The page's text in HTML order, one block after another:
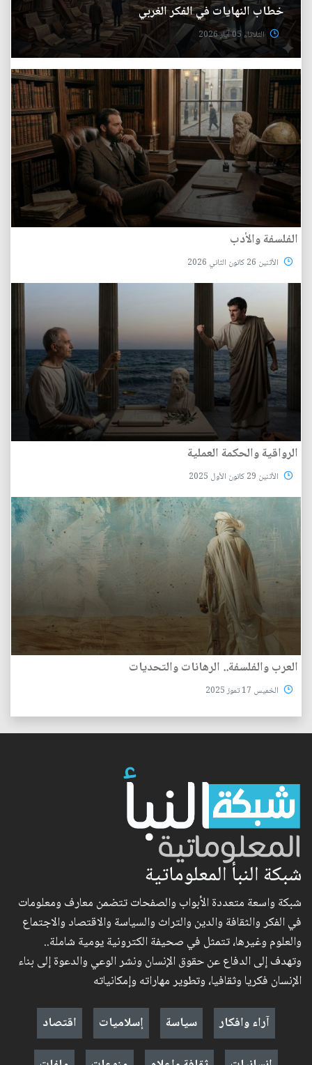
خطاب النهايات في الفكر الغربي
الثلاثاء 05 آيار 2026
الفلسفة والأدب
الأثنين 26 كانون الثاني 2026
الرواقية والحكمة العملية
الأثنين 29 كانون الأول 2025
العرب والفلسفة.. الرهانات والتحديات
الخميس 17 تموز 2025
شبكة النبأ المعلوماتية
شبكة واسعة متعددة الأبواب والصفحات تتضمن معارف ومعلومات
في الفكر والثقافة والدين والتراث والسياسة والاقتصاد والاجتماع
والعلوم وغيرها، تتمثل في صحيفة الكترونية يومية شاملة..
وتهدف إلى الدفاع عن حقوق الإنسان ونشر الوعي والدعوة إلى بناء
الإنسان فكريا وثقافيا، وتطوير مهاراته وإمكانياته
آراء وافكار
سياسة إسلاميات
اقتصاد